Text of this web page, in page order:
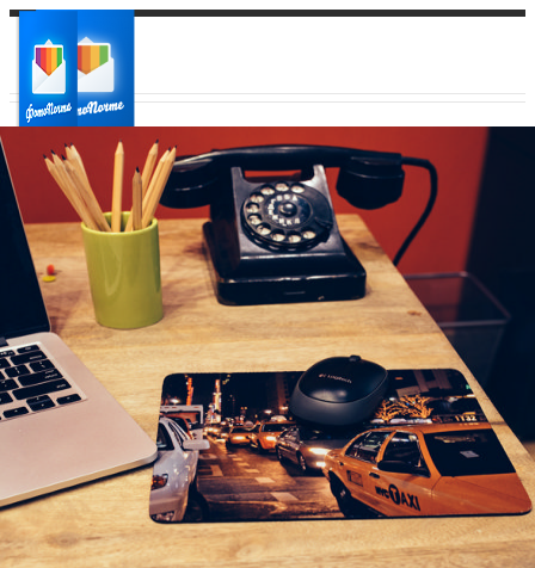
Ваш город:
Ваш регион доставки
Выберите из списка: